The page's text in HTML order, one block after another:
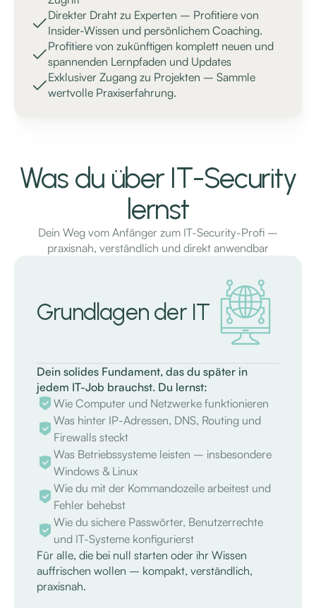
Direkter Draht zu Experten – Profitiere von
Insider-Wissen und persönlichem Coaching.
Profitiere von zukünftigen komplett neuen und
spannenden Lernpfaden und Updates
Exklusiver Zugang zu Projekten – Sammle
wertvolle Praxiserfahrung.
Was du über IT-Security
lernst
Dein Weg vom Anfänger zum IT-Security-Profi –
praxisnah, verständlich und direkt anwendbar
Grundlagen der IT
Dein solides Fundament, das du später in
jedem IT-Job brauchst. Du lernst:
Wie Computer und Netzwerke funktionieren
Was hinter IP-Adressen, DNS, Routing und
Firewalls steckt
Was Betriebssysteme leisten – insbesondere
Windows & Linux
Wie du mit der Kommandozeile arbeitest und
Fehler behebst
Wie du sichere Passwörter, Benutzerrechte
und IT-Systeme konfigurierst
Für alle, die bei null starten oder ihr Wissen
auffrischen wollen – kompakt, verständlich,
praxisnah.